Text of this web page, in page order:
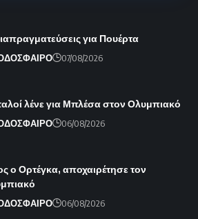
για Πουέρτα
07/08/2026
λένε για Μπλέσα στον Ολυμπιακό
06/08/2026
ο Ορτέγκα, αποχαιρέτησε τον
06/08/2026